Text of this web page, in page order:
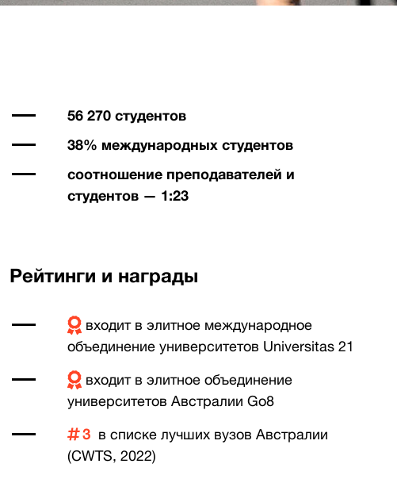
56 270 студентов
38% международных студентов
соотношение преподавателей и
студентов — 1:23
Рейтинги и награды
входит в элитное международное
объединение университетов Universitas 21
входит в элитное объединение
университетов Австралии Go8
3 в списке лучших вузов Австралии
(CWTS, 2022)